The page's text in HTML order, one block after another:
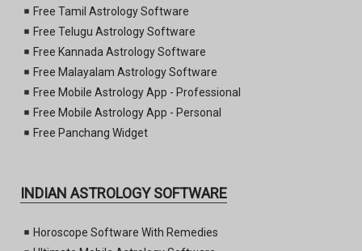
Free Tamil Astrology Software
Free Telugu Astrology Software
Free Kannada Astrology Software
Free Malayalam Astrology Software
Free Mobile Astrology App - Professional
Free Mobile Astrology App - Personal
Free Panchang Widget
INDIAN ASTROLOGY SOFTWARE
Horoscope Software With Remedies